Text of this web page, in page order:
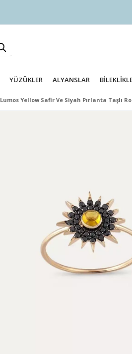
YÜZÜKLER ALYANSLAR
Lumos Yellow Safir Ve Siyah Pırlanta Taşlı